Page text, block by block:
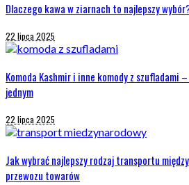
Dlaczego kawa w ziarnach to najlepszy
22 lipca 2025
Komoda Kashmir i inne komody z szufladami
jednym
22 lipca 2025
Jak wybrać najlepszy rodzaj transportu
przewozu towarów